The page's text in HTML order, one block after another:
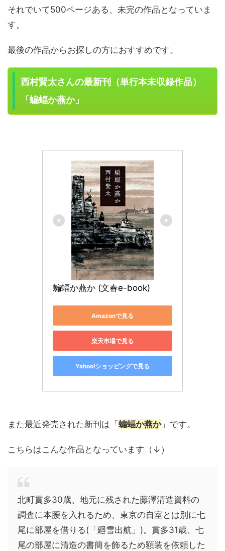
それでいて500ページある、未完の作品となっていま
す。
最後の作品からお探しの方におすすめです。
西村賢太さんの最新刊（単行本未収録作品）
「蝙蝠か燕か」
蝙蝠か燕か (文春e-book)
Amazonで見る
楽天市場で見る
Yahoo!ショッピングで見る
また最近発売された新刊は「 蝙蝠か燕か」です。
こちらはこんな作品となっています（↓）
北町貫多30歳、地元に残された藤澤清造資料の
調査に本腰を入れるため、東京の自室とは別に七
尾に部屋を借りる(「廻雪出航」)。貫多31歳、七
尾の部屋に清造の書簡を飾るため額装を依頼した